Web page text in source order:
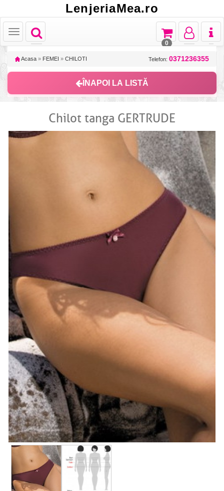
LenjeriaMea.ro
Toggle
navigation
Toggle
Toggle
navigation
Toggle
navigation
Toggle
navigation
0
Acasa » FEMEI » CHILOTI Telefon: 0371236355
ÎNAPOI LA LISTĂ
Chilot tanga GERTRUDE